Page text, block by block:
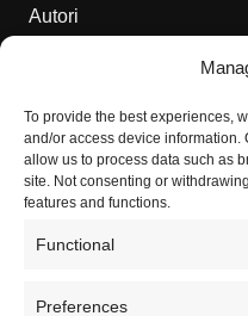
To provide the best experiences,
and/or access device information.
allow us to process data such as
site. Not consenting or
features and functions.
Functional
Preferences
Autori
Dešavanja
Kontakt
Misija sajta Sve o